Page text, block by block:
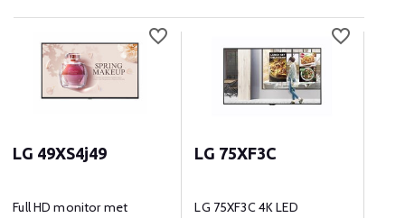
LG 49XS4j49
Full HD monitor met
LG 75XF3C
LG 75XF3C 4K LED